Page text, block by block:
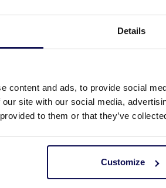
Details
content and ads, to provide social
site with our social media,
to them or that they’ve
Customize
Mit einem
Seite: regelmäßige
Störungsfall. So
Stillstand.
Reparatur und Wartung.